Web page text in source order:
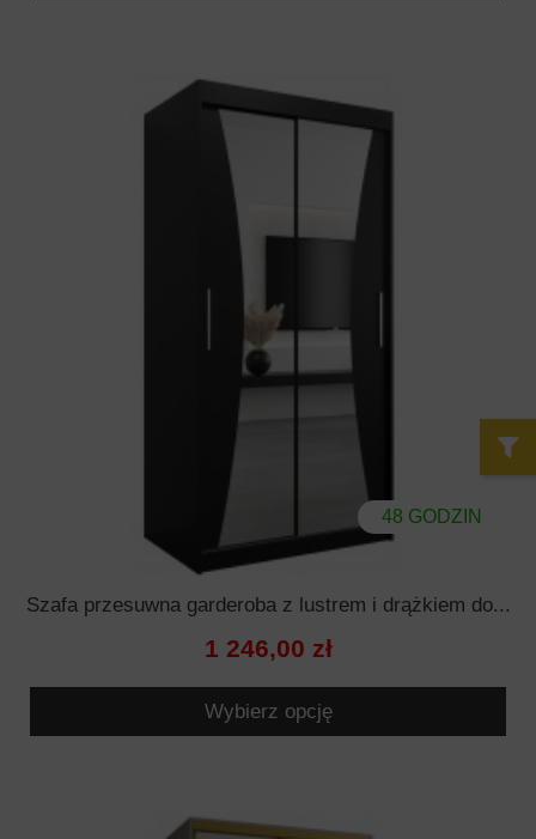
48 GODZIN
Szafa przesuwna garderoba z lustrem i drążkiem do...
1 246,00 zł
Wybierz opcję